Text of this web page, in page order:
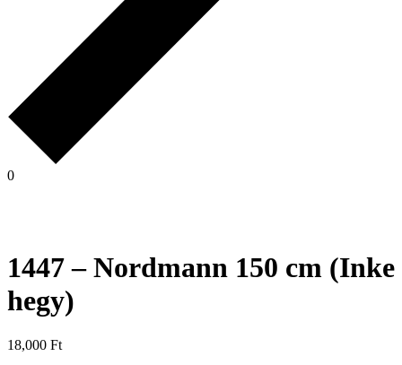
0
1447 – Nordmann 150 cm (Inke
hegy)
18,000 Ft